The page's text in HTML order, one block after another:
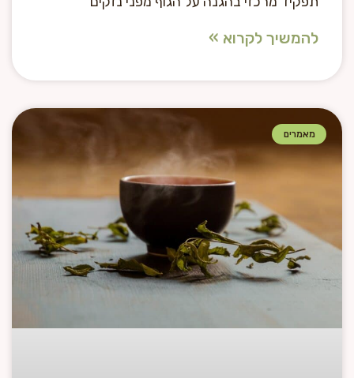
להמשיך לקרוא »
מאמרים